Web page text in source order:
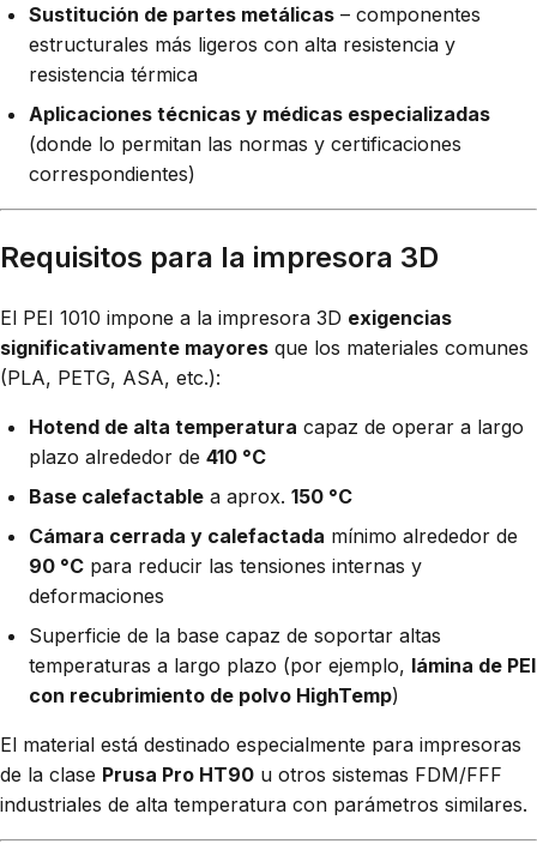
Sustitución de partes metálicas – componentes
estructurales más ligeros con alta resistencia y
resistencia térmica
Aplicaciones técnicas y médicas especializadas
(donde lo permitan las normas y certificaciones
correspondientes)
Requisitos para la impresora 3D
El PEI 1010 impone a la impresora 3D exigencias
significativamente mayores que los materiales comunes
(PLA, PETG, ASA, etc.):
Hotend de alta temperatura capaz de operar a largo
plazo alrededor de 410 °C
Base calefactable a aprox. 150 °C
Cámara cerrada y calefactada mínimo alrededor de
90 °C para reducir las tensiones internas y
deformaciones
Superficie de la base capaz de soportar altas
temperaturas a largo plazo (por ejemplo, lámina de PEI
con recubrimiento de polvo HighTemp)
El material está destinado especialmente para impresoras
de la clase Prusa Pro HT90 u otros sistemas FDM/FFF
industriales de alta temperatura con parámetros similares.